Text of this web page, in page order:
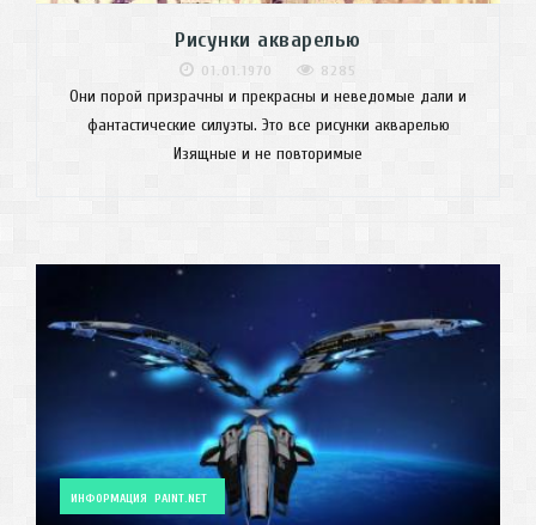
Рисунки акварелью
01.01.1970 8285
Они порой призрачны и прекрасны и неведомые дали и
фантастические силуэты. Это все рисунки акварелью
Изящные и не повторимые
ИНФОРМАЦИЯ PAINT.NET